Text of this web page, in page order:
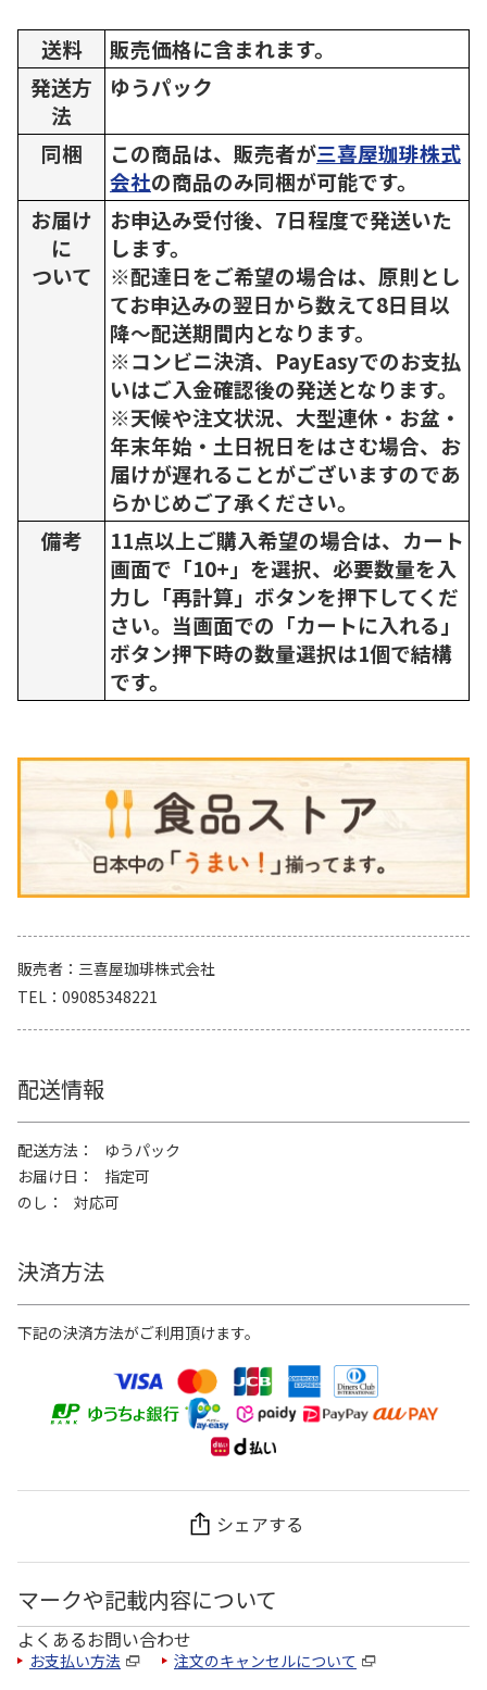
送料
販売価格に含まれます。
発送方
法
ゆうパック
同梱 この商品は、販売者が三喜屋珈琲株式
会社の商品のみ同梱が可能です。
お届け
に
ついて
お申込み受付後、7日程度で発送いた
します。
※配達日をご希望の場合は、原則とし
てお申込みの翌日から数えて8日目以
降～配送期間内となります。
※コンビニ決済、PayEasyでのお支払
いはご入金確認後の発送となります。
※天候や注文状況、大型連休・お盆・
年末年始・土日祝日をはさむ場合、お
届けが遅れることがございますのであ
らかじめご了承ください。
備考
11点以上ご購入希望の場合は、カート
画面で「10+」を選択、必要数量を入
力し「再計算」ボタンを押下してくだ
さい。当画面での「カートに入れる」
ボタン押下時の数量選択は1個で結構
です。
販売者
三喜屋珈琲株式会社
TEL
09085348221
配送情報
配送方法
ゆうパック
お届け日
指定可
のし
対応可
決済方法
下記の決済方法がご利用頂けます。
シェアする
マークや記載内容について
よくあるお問い合わせ
お支払い方法 注文のキャンセルについて